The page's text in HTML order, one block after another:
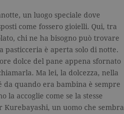
un luogo speciale dove
come fossero gioielli. Qui, tra
chi ne ha bisogno può trovare
pasticceria è aperta solo di notte.
dolce del pane appena sfornato
Ma lei, la dolcezza, nella
da quando era bambina è sempre
la accoglie come se la stesse
Kurebayashi, un uomo che sembra